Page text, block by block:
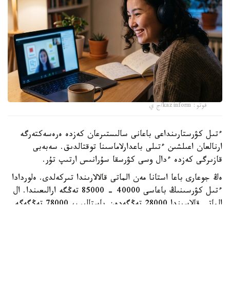
فوتو: kazinform/ج ي
ءتىل كۋرستارىنداعى باعانى سالىستىرعان كەزدە ەرەسەكتەرگە
ارنالعان اعىلشىن ءتىلى باعدارلاماسىنا توقتالدىق. سەبەبى
قازىرگى كەزدە ءدال وسى كۋرسقا سۇرانىس ارتىپ تۇر.
ەڭ جوعارى باعا استانا مەن الماتى قالالارىندا تىركەلدى. ەلوردادا
ءتىل كۋرسىنىڭ باعاسى 40000 - 85000 تەڭگە ارالىعىندا. ال
الماتى قالاسىندا 28000 تەڭگەدەن باستالىپ، 78000 تەڭگەگە